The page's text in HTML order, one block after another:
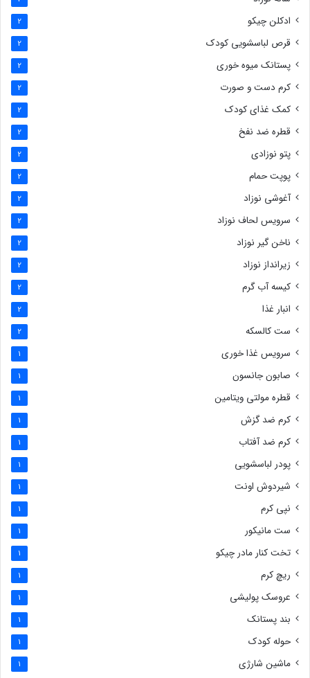
ادکلن چیکو 2
قرص لباسشویی کودک 2
پستانک میوه خوری 2
کرم دست و صورت 2
کمک غذای کودک 2
قطره ضد نفخ 2
پتو نوزادی 2
پوپت حمام 2
آغوشی نوزاد 2
سرویس لحاف نوزاد 2
ناخن گیر نوزاد 2
زیرانداز نوزاد 2
کیسه آب گرم 2
انبار غذا 2
ست کالسکه 2
سرویس غذا خوری 1
صابون جانسون 1
قطره مولتی ویتامین 1
کرم ضد گزش 1
کرم ضد آفتاب 1
پودر لباسشویی 1
شیردوش اونت 1
نپی کرم 1
ست مانیکور 1
تخت کنار مادر چیکو 1
ریچ کرم 1
عروسک پولیشی 1
بند پستانک 1
حوله کودک 1
ماشین شارژی 1